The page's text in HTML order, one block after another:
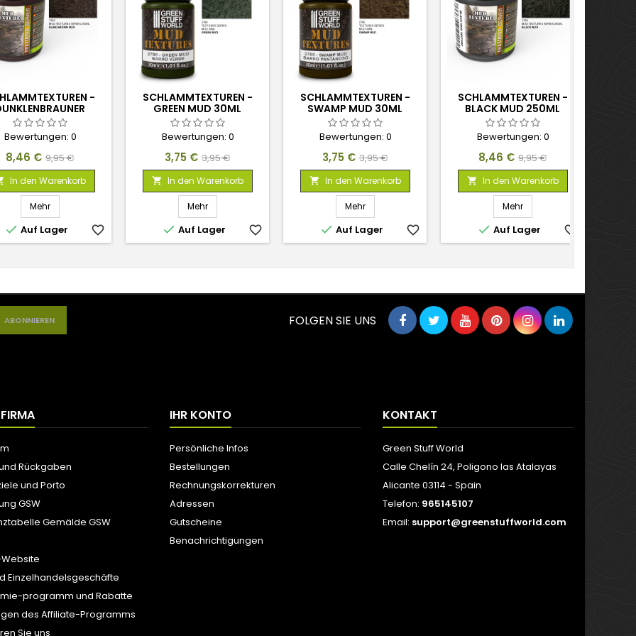
-
250ML
Bewertungen: 0
Preis
8,46 € Verkaufspreis
9,95 €
In den Warenkorb
Mehr
 Auf Lager favorite_border
SCHLAMMTEXTUREN -
GREEN MUD 30ML
Bewertungen: 0
Preis
3,75 € Verkaufspreis
3,95 €
 In den Warenkorb
Mehr
 Auf Lager favorite_border
SCHLAMMTEXTUREN -
SWAMP MUD 30ML
Bewertungen: 0
Preis
3,75 € Verkaufspreis
3,95 €
 In den Warenkorb
Mehr
 Auf Lager favorite_border
SCHLAMMTEXTUREN -
BLACK MUD 250ML
Bewertungen: 0
Preis
8,46 € Verkaufspreis
9,95 €
 In den Warenkorb
Mehr
 Auf Lager favorite_border
FOLGEN SIE UNS
Rückgaben
und Porto
GSW
Gemälde GSW
Einzelhandelsgeschäfte
programm und Rabatte
des Affiliate-Programms
Sie uns
IHR KONTO
Persönliche Infos
Bestellungen
Rechnungskorrekturen
Adressen
Gutscheine
Benachrichtigungen
KONTAKT
Green Stuff World
Calle Chelín 24, Poligono las Atalayas
Alicante 03114 - Spain
Telefon: 965145107
Email: support@greenstuffworld.com